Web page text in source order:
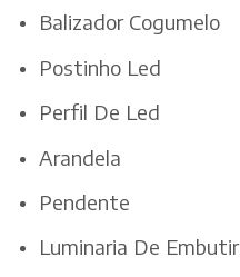
Balizador Cogumelo
Postinho Led
Perfil De Led
Arandela
Pendente
Luminaria De Embutir